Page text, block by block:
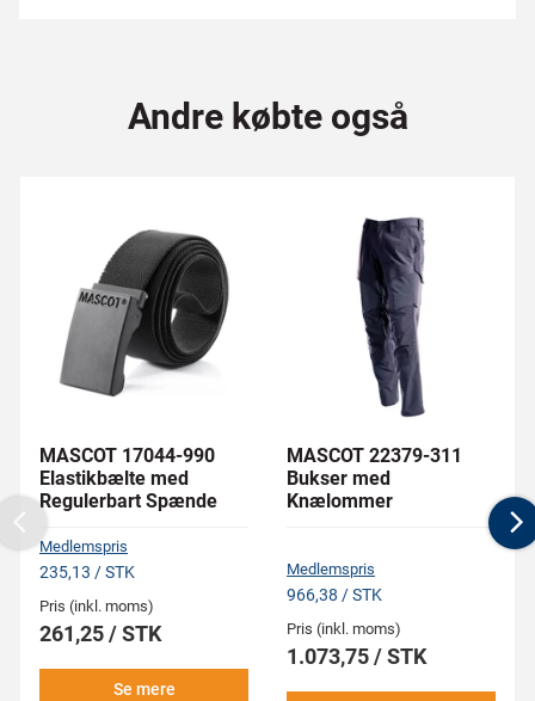
Andre købte også
MASCOT 17044-990
Elastikbælte med
Regulerbart Spænde
Medlemspris
235,13 / STK
Pris (inkl. moms)
261,25 / STK
Se mere
MASCOT 22379-311
Bukser med
Knælommer
Medlemspris
966,38 / STK
Pris (inkl. moms)
1.073,75 / STK
Previous